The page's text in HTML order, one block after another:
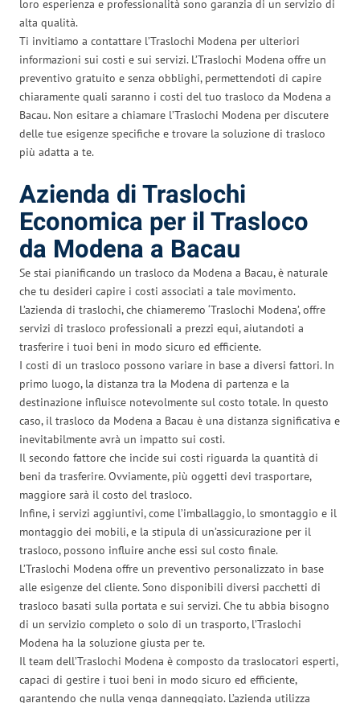
loro esperienza e professionalità sono garanzia di un servizio di
alta qualità.
Ti invitiamo a contattare l’Traslochi Modena per ulteriori
informazioni sui costi e sui servizi. L’Traslochi Modena offre un
preventivo gratuito e senza obblighi, permettendoti di capire
chiaramente quali saranno i costi del tuo trasloco da Modena a
Bacau. Non esitare a chiamare l’Traslochi Modena per discutere
delle tue esigenze specifiche e trovare la soluzione di trasloco
più adatta a te.
Azienda di Traslochi
Economica per il Trasloco
da Modena a Bacau
Se stai pianificando un trasloco da Modena a Bacau, è naturale
che tu desideri capire i costi associati a tale movimento.
L’azienda di traslochi, che chiameremo ‘Traslochi Modena’, offre
servizi di trasloco professionali a prezzi equi, aiutandoti a
trasferire i tuoi beni in modo sicuro ed efficiente.
I costi di un trasloco possono variare in base a diversi fattori. In
primo luogo, la distanza tra la Modena di partenza e la
destinazione influisce notevolmente sul costo totale. In questo
caso, il trasloco da Modena a Bacau è una distanza significativa e
inevitabilmente avrà un impatto sui costi.
Il secondo fattore che incide sui costi riguarda la quantità di
beni da trasferire. Ovviamente, più oggetti devi trasportare,
maggiore sarà il costo del trasloco.
Infine, i servizi aggiuntivi, come l’imballaggio, lo smontaggio e il
montaggio dei mobili, e la stipula di un’assicurazione per il
trasloco, possono influire anche essi sul costo finale.
L’Traslochi Modena offre un preventivo personalizzato in base
alle esigenze del cliente. Sono disponibili diversi pacchetti di
trasloco basati sulla portata e sui servizi. Che tu abbia bisogno
di un servizio completo o solo di un trasporto, l’Traslochi
Modena ha la soluzione giusta per te.
Il team dell’Traslochi Modena è composto da traslocatori esperti,
capaci di gestire i tuoi beni in modo sicuro ed efficiente,
garantendo che nulla venga danneggiato. L’azienda utilizza